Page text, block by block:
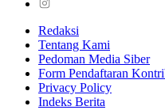
Redaksi
Tentang Kami
Pedoman Media Siber
Form Pendaftaran
Privacy Policy
Indeks Berita